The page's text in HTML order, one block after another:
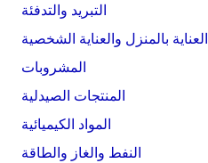
التبريد والتدفئة
العناية بالمنزل والعناية الشخصية
المشروبات
المنتجات الصيدلية
المواد الكيميائية
النفط والغاز والطاقة